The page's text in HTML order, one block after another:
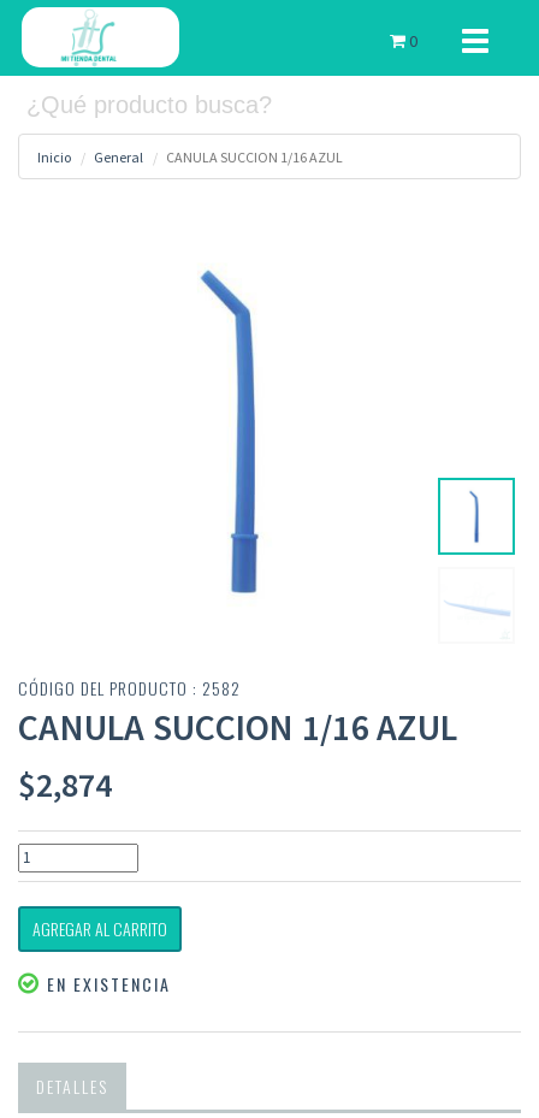
Toggle
0
Inicio General CANULA SUCCION 1/16 AZUL
CÓDIGO DEL PRODUCTO : 2582
CANULA SUCCION 1/16 AZUL
$2,874
AGREGAR AL CARRITO
EN EXISTENCIA
DETALLES